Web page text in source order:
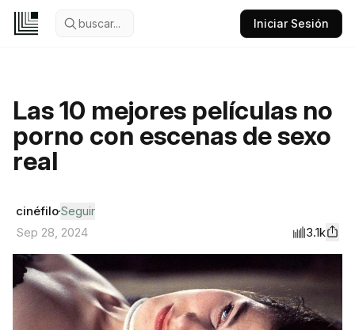
buscar... Iniciar Sesión
Las 10 mejores películas no
porno con escenas de sexo
real
cinéfiloSeguir
Sep 28, 2024
3.1k